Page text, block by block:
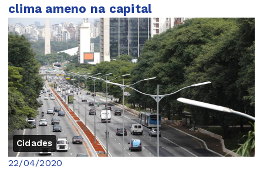
clima ameno na capital
Cidades
22/04/2020